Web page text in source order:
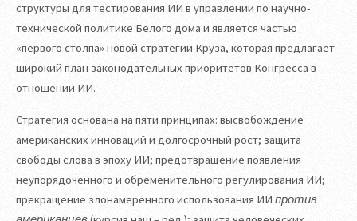
структуры для тестирования ИИ в управлении по научно-
технической политике Белого дома и является частью
«первого столпа» новой стратегии Круза, которая предлагает
широкий план законодательных приоритетов Конгресса в
отношении ИИ.
Стратегия основана на пяти принципах: высвобождение
американских инноваций и долгосрочный рост; защита
свободы слова в эпоху ИИ; предотвращение появления
неупорядоченного и обременительного регулирования ИИ;
прекращение злонамеренного использования ИИ против